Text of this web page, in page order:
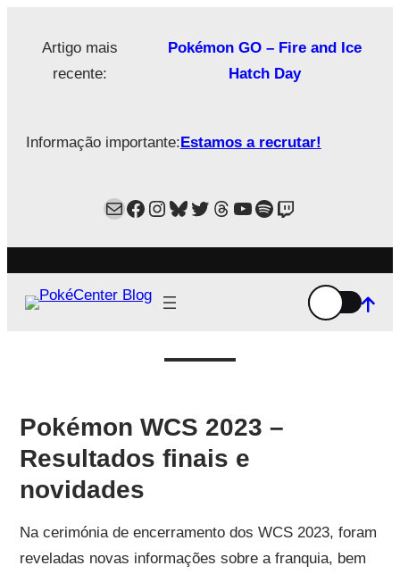
Artigo mais
recente:
Pokémon GO – Fire and Ice
Hatch Day
Informação importante:Estamos a recrutar!
MailFacebook
Instagram
Bluesky
Twitter
Estamos no Threads!
YouTube
Spotify
Twitch
Pokémon WCS 2023 –
Resultados finais e
novidades
Na cerimónia de encerramento dos WCS 2023, foram
reveladas novas informações sobre a franquia, bem